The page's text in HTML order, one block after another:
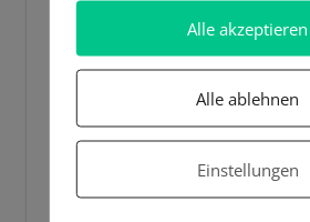
Alle akzeptieren
Alle ablehnen
Einstellungen